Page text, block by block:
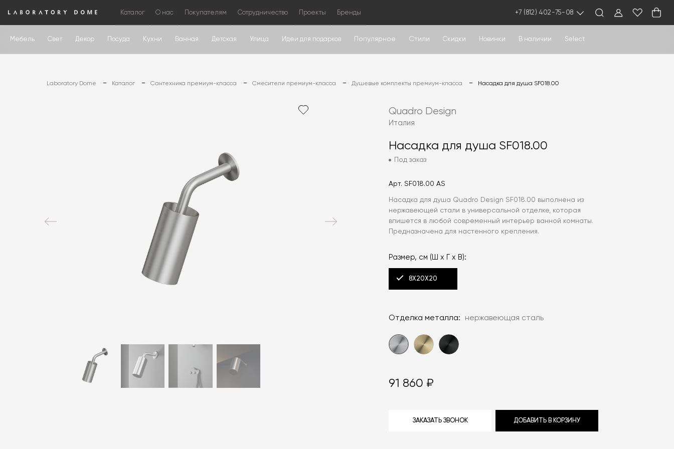
Каталог О нас Покупателям Сотрудничество Проекты Бренды +7 (812) 402-75-08
Мебель Свет Декор Посуда Кухни Ванная Детская Улица Идеи для подарков Популярное Стили Скидки Новинки В наличии Select
Laboratory Dome Каталог Сантехника премиум-класса Смесители премиум-класса Душевые комплекты премиум-класса Насадка для душа SF018.00
Quadro Design
Италия
Насадка для душа SF018.00
Под заказ
Арт.SF018.00 AS
Насадка для душа Quadro Design SF018.00 выполнена из
нержавеющей стали в универсальной отделке, которая
впишется в любой современный интерьер ванной комнаты.
Предназначена для настенного крепления.
Размер, см (Ш x Г x В):
8X20X20
Отделка металла: нержавеющая сталь
91 860 ₽
ЗАКАЗАТЬ ЗВОНОК ДОБАВИТЬ В КОРЗИНУ